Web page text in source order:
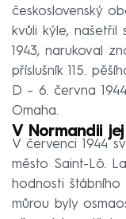
československý
kvůli kýle, našetřil
1943, narukoval
příslušník 115.
D – 6. června
Omaha.
V Normandii
V červenci 1944
město Saint-Lô.
hodnosti štábního
můrou byly